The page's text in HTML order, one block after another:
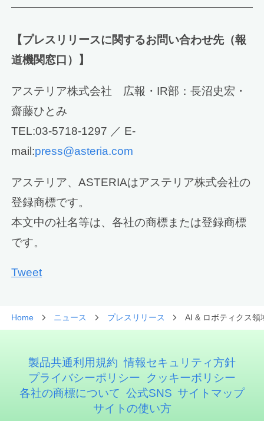
【プレスリリースに関するお問い合わせ先（報
道機関窓口）】
アステリア株式会社 広報・IR部：長沼史宏・
齋藤ひとみ
TEL:03-5718-1297 ／ E-
mail:press@asteria.com
アステリア、ASTERIAはアステリア株式会社の
登録商標です。
本文中の社名等は、各社の商標または登録商標
です。
Tweet
Home ニュース プレスリリース AI & ロボティクス領
製品共通利用規約 情報セキュリティ方針
プライバシーポリシー
クッキーポリシー
各社の商標について 公式SNS サイトマップ
サイトの使い方